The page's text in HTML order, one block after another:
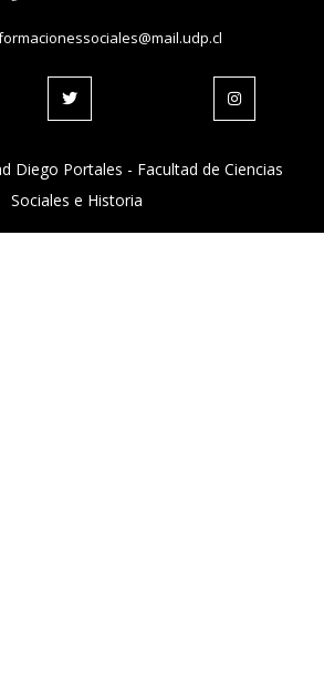
Diego Portales - Facultad de Ciencias
Sociales e Historia